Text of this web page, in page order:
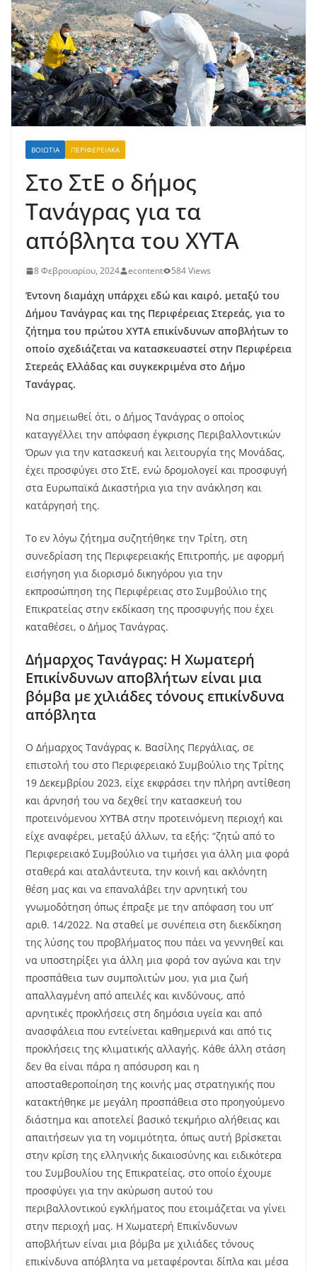
ΒΟΙΩΤΊΑ ΠΕΡΙΦΕΡΕΙΑΚΆ
Στο ΣτΕ ο δήμος
Τανάγρας για τα
απόβλητα του ΧΥΤΑ
8 Φεβρουαρίου, 2024 econtent 584 Views
Έντονη διαμάχη υπάρχει εδώ και καιρό, μεταξύ του
Δήμου Τανάγρας και της Περιφέρειας Στερεάς, για το
ζήτημα του πρώτου ΧΥΤΑ επικίνδυνων αποβλήτων το
οποίο σχεδιάζεται να κατασκευαστεί στην Περιφέρεια
Στερεάς Ελλάδας και συγκεκριμένα στο Δήμο
Τανάγρας.
Να σημειωθεί ότι, ο Δήμος Τανάγρας ο οποίος
καταγγέλλει την απόφαση έγκρισης Περιβαλλοντικών
Όρων για την κατασκευή και λειτουργία της Μονάδας,
έχει προσφύγει στο ΣτΕ, ενώ δρομολογεί και προσφυγή
στα Ευρωπαϊκά Δικαστήρια για την ανάκληση και
κατάργησή της.
Το εν λόγω ζήτημα συζητήθηκε την Τρίτη, στη
συνεδρίαση της Περιφερειακής Επιτροπής, με αφορμή
εισήγηση για διορισμό δικηγόρου για την
εκπροσώπηση της Περιφέρειας στο Συμβούλιο της
Επικρατείας στην εκδίκαση της προσφυγής που έχει
καταθέσει, ο Δήμος Τανάγρας.
Δήμαρχος Τανάγρας: Η Χωματερή
Επικίνδυνων αποβλήτων είναι μια
βόμβα με χιλιάδες τόνους επικίνδυνα
απόβλητα
Ο Δήμαρχος Τανάγρας κ. Βασίλης Περγάλιας, σε
επιστολή του στο Περιφερειακό Συμβούλιο της Τρίτης
19 Δεκεμβρίου 2023, είχε εκφράσει την πλήρη αντίθεση
και άρνησή του να δεχθεί την κατασκευή του
προτεινόμενου ΧΥΤΒΑ στην προτεινόμενη περιοχή και
είχε αναφέρει, μεταξύ άλλων, τα εξής: “ζητώ από το
Περιφερειακό Συμβούλιο να τιμήσει για άλλη μια φορά
σταθερά και αταλάντευτα, την κοινή και ακλόνητη
θέση μας και να επαναλάβει την αρνητική του
γνωμοδότηση όπως έπραξε με την απόφαση του υπ’
αριθ. 14/2022. Να σταθεί με συνέπεια στη διεκδίκηση
της λύσης του προβλήματος που πάει να γεννηθεί και
να υποστηρίξει για άλλη μια φορά τον αγώνα και την
προσπάθεια των συμπολιτών μου, για μια ζωή
απαλλαγμένη από απειλές και κινδύνους, από
αρνητικές προκλήσεις στη δημόσια υγεία και από
ανασφάλεια που εντείνεται καθημερινά και από τις
προκλήσεις της κλιματικής αλλαγής. Κάθε άλλη στάση
δεν θα είναι πάρα η απόσυρση και η
αποσταθεροποίηση της κοινής μας στρατηγικής που
κατακτήθηκε με μεγάλη προσπάθεια στο προηγούμενο
διάστημα και αποτελεί βασικό τεκμήριο αλήθειας και
απαιτήσεων για τη νομιμότητα, όπως αυτή βρίσκεται
στην κρίση της ελληνικής δικαιοσύνης και ειδικότερα
του Συμβουλίου της Επικρατείας, στο οποίο έχουμε
προσφύγει για την ακύρωση αυτού του
περιβαλλοντικού εγκλήματος που ετοιμάζεται να γίνει
στην περιοχή μας. Η Χωματερή Επικίνδυνων
αποβλήτων είναι μια βόμβα με χιλιάδες τόνους
επικίνδυνα απόβλητα να μεταφέρονται δίπλα και μέσα